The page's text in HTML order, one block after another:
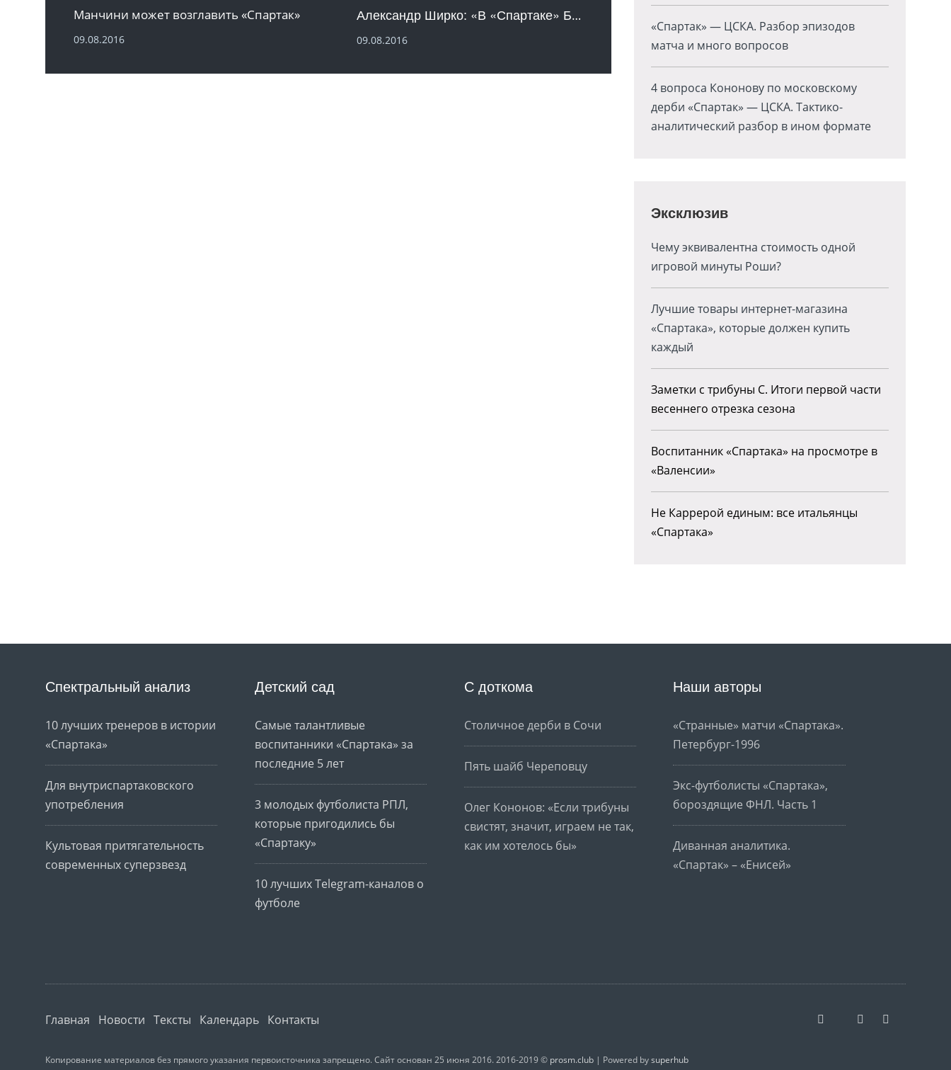
Манчини может возглавить «Спартак»
09.08.2016
Александр Ширко: «В «Спартаке» Бердыев от своей философии не отступит»
09.08.2016
«Спартак» — ЦСКА. Разбор эпизодов
матча и много вопросов
4 вопроса Кононову по московскому
дерби «Спартак» — ЦСКА. Тактико-
аналитический разбор в ином формате
Эксклюзив
Чему эквивалентна стоимость одной
игровой минуты Роши?
Лучшие товары интернет-магазина
«Спартака», которые должен купить
каждый
Заметки с трибуны С. Итоги первой части
весеннего отрезка сезона
Воспитанник «Спартака» на просмотре в
«Валенсии»
Не Каррерой единым: все итальянцы
«Спартака»
Спектральный анализ
10 лучших тренеров в истории
«Спартака»
Для внутриспартаковского
употребления
Культовая притягательность
современных суперзвезд
Детский сад
Самые талантливые
воспитанники «Спартака» за
последние 5 лет
3 молодых футболиста РПЛ,
которые пригодились бы
«Спартаку»
10 лучших Telegram-каналов о
футболе
С доткома
Столичное дерби в Сочи
Пять шайб Череповцу
Олег Кононов: «Если трибуны
свистят, значит, играем не так,
как им хотелось бы»
Наши авторы
«Странные» матчи «Спартака».
Петербург-1996
Экс-футболисты «Спартака»,
бороздящие ФНЛ. Часть 1
Диванная аналитика.
«Спартак» – «Енисей»
Главная Новости Тексты Календарь Контакты
Копирование материалов без прямого указания первоисточника запрещено. Сайт основан 25 июня 2016. 2016-2019 © prosm.club | Powered bysuperhub